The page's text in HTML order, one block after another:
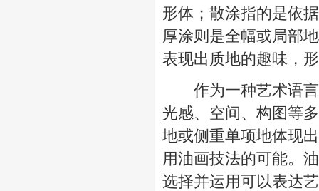
形体；散涂指的是依
厚涂则是全幅或局部
表现出质地的趣味，
作为一种艺术语言
光感、空间、构图等
地或侧重单项地体现
用油画技法的可能。
选择并运用可以表达